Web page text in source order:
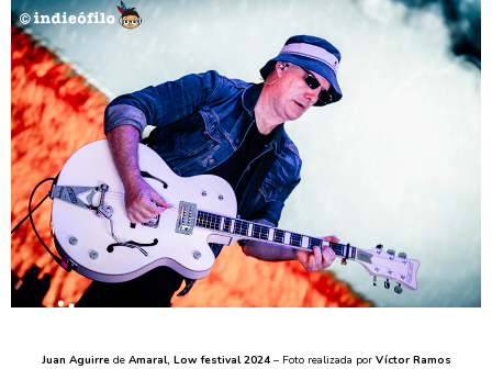
Juan Aguirrede Amaral, Low festival 2024– Foto realizada por Víctor Ramos